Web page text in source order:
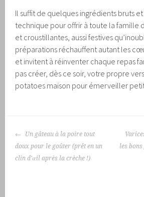
Il suffit de quelques ingrédients bruts
technique pour offrir à toute la famille
et croustillantes, aussi festives
préparations réchauffent autant les
et invitent à réinventer chaque repas
pas créer, dès ce soir, votre propre
potatoes maison pour émerveiller
NAVIGATION
DES
ARTICLES
Un gâteau à la poire tout
doux pour le goûter (prêt en un
clin d’œil après la crèche !)
les